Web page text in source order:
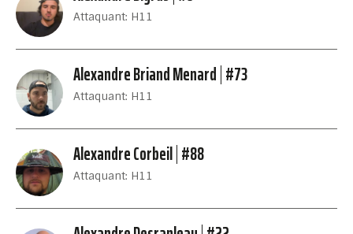
Attaquant: H11
Alexandre Briand Menard #73
Attaquant: H11
Alexandre Corbeil #88
Attaquant: H11